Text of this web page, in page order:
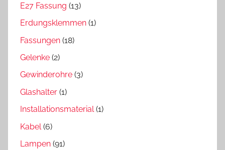
E27 Fassung (13)
Erdungsklemmen (1)
Fassungen (18)
Gelenke (2)
Gewinderohre (3)
Glashalter (1)
Installationsmaterial(1)
Kabel (6)
Lampen (91)